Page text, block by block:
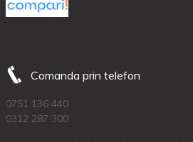
Comanda prin telefon
0751 136 440
0312 287 300